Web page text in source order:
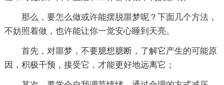
那么，要怎么做或许能摆脱噩梦呢？下面几个方法，
不妨照着做，也许能让你一觉安心睡到天亮。
首先，对噩梦，不要臆想臆断，了解它产生的可能原
因，积极干预，接受它，才能更好地远离它；